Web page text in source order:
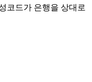
코드가 은행을 상대로